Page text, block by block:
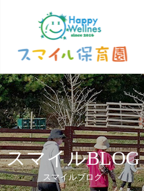
スマイルBLOG
スマイルブログ